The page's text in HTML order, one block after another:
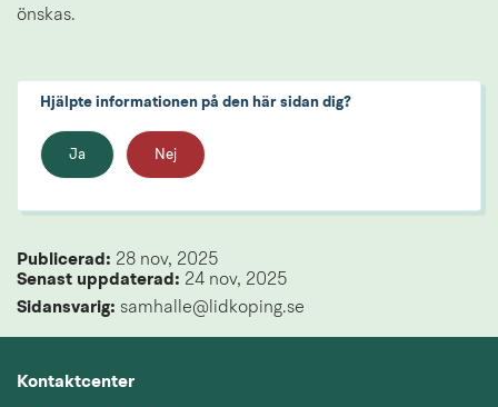
önskas.
Hjälpte informationen på den här sidan dig?
Ja Nej
Publicerad: 28 nov, 2025
Senast uppdaterad: 24 nov, 2025
Sidansvarig: samhalle@lidkoping.se
Kontaktcenter